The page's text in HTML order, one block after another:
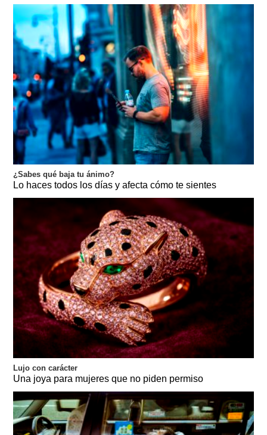
¿Sabes qué baja tu ánimo?
Lo haces todos los días y afecta cómo te sientes
Lujo con carácter
Una joya para mujeres que no piden permiso